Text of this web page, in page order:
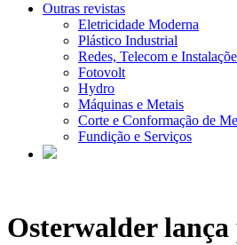
Outras revistas
Eletricidade Moderna
Plástico Industrial
Redes, Telecom e
Fotovolt
Hydro
Máquinas e Metais
Corte e Conformação de
Fundição e Serviços
Osterwalder